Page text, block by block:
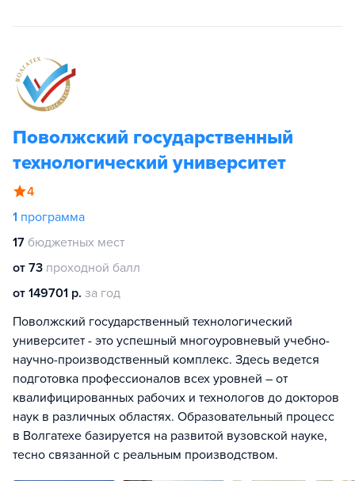
Поволжский государственный
технологический университет
4
1 программа
17 бюджетных мест
от 73 проходной балл
от 149701 р. за год
Поволжский государственный технологический
университет - это успешный многоуровневый учебно-
научно-производственный комплекс. Здесь ведется
подготовка профессионалов всех уровней – от
квалифицированных рабочих и технологов до докторов
наук в различных областях. Образовательный процесс
в Волгатехе базируется на развитой вузовской науке,
тесно связанной с реальным производством.